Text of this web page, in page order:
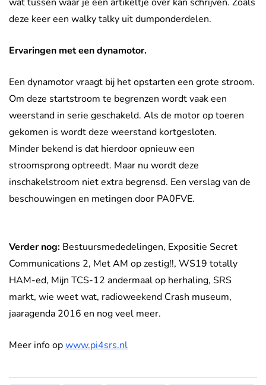
deze keer een walky talky uit dumponderdelen.
Ervaringen met een dynamotor.
Een dynamotor vraagt bij het opstarten een grote stroom.
Om deze startstroom te begrenzen wordt vaak een
weerstand in serie geschakeld. Als de motor op toeren
gekomen is wordt deze weerstand kortgesloten.
Minder bekend is dat hierdoor opnieuw een
stroomsprong optreedt. Maar nu wordt deze
inschakelstroom niet extra begrensd. Een verslag van de
beschouwingen en metingen door PA0FVE.
Verder nog: Bestuursmededelingen, Expositie Secret
Communications 2, Met AM op zestig!!, WS19 totally
HAM-ed, Mijn TCS-12 andermaal op herhaling, SRS
markt, wie weet wat, radioweekend Crash museum,
jaaragenda 2016 en nog veel meer.
Meer info opwww.pi4srs.nl